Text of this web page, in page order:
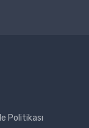
Politikası